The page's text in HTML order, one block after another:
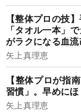
【整体プロの技
「タオル一本」
がラクになる血
矢上真理恵
【整体プロが指
習慣」。早めに
矢上真理恵